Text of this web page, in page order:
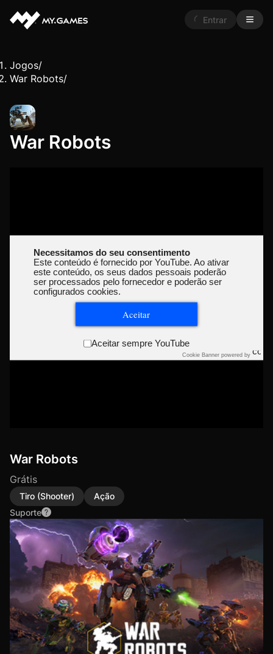
Entrar
Jogos/
War Robots/
War Robots
Necessitamos do seu consentimento
Este conteúdo é fornecido por YouTube. Ao ativar
este conteúdo, os seus dados pessoais poderão
ser processados pelo fornecedor e poderão ser
configurados cookies.
Aceitar
Aceitar sempre YouTube
Cookie Banner powered by
War Robots
Grátis
Tiro (Shooter)
Ação
Suporte